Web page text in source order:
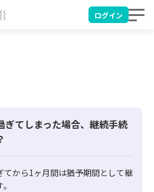
ログイン
ぎてしまった場合、継続手続
てから1ヶ月間は猶予期間として継